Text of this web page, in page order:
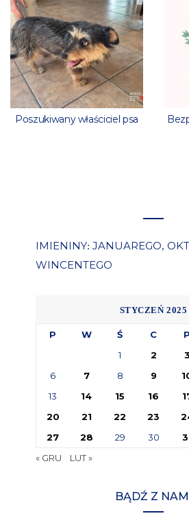
Poszukiwany właściciel psa
IMIENINY: JANUAREGO,
WINCENTEGO
STYCZEŃ 2025
P W Ś C P
1
2 3
6
7 8 9
13
14 15 16
20
21 22 23
27
28 29 30
« GRU
LUT »
BĄDŹ Z NAMI